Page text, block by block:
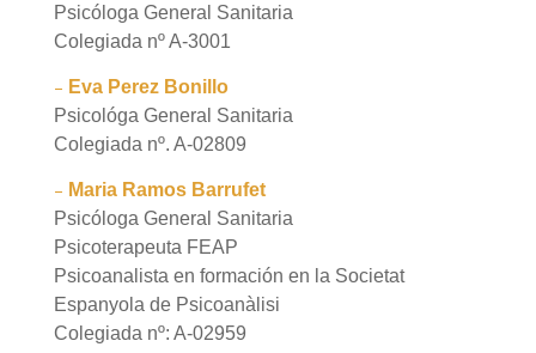
Psicóloga General Sanitaria
Colegiada nº A-3001
– Eva Perez Bonillo
Psicológa General Sanitaria
Colegiada nº. A-02809
– Maria Ramos Barrufet
Psicóloga General Sanitaria
Psicoterapeuta FEAP
Psicoanalista en formación en la Societat
Espanyola de Psicoanàlisi
Colegiada nº: A-02959